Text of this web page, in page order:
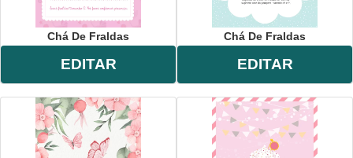
Chá De Fraldas
EDITAR
Chá De Fraldas
EDITAR